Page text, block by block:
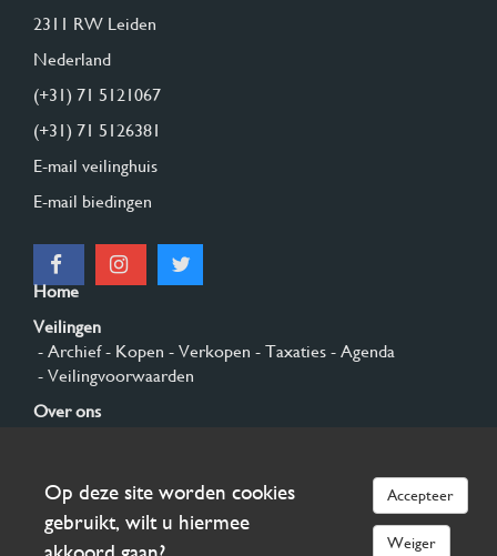
2311 RW Leiden
Nederland
(+31) 71 5121067
(+31) 71 5126381
E-mail veilinghuis
E-mail biedingen
Home
Veilingen
- Archief- Kopen - Verkopen - Taxaties - Agenda
- Veilingvoorwaarden
Over ons
Aanmelden
Op deze site worden cookies
gebruikt, wilt u hiermee
Accepteer
Weiger